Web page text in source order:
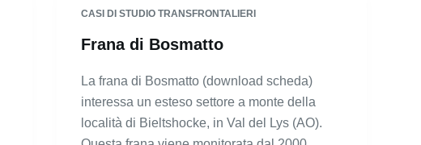
CASI DI STUDIO TRANSFRONTALIERI
Frana di Bosmatto
La frana di Bosmatto (download scheda)
interessa un esteso settore a monte della
località di Bieltshocke, in Val del Lys (AO).